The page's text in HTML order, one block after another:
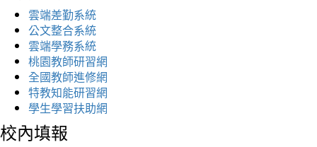
雲端差勤系統
公文整合系統
雲端學務系統
桃園教師研習網
全國教師進修網
特教知能研習網
學生學習扶助網
校內填報